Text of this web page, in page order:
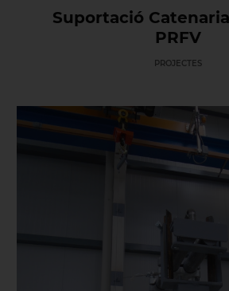
Suportació
PRFV
PROJECTES